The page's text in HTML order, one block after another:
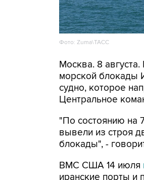
Фото: Zuma\ТАСС
Москва. 8
морской блокады
судно, которое
Центральное
"По состоянию на
вывели из строя
блокады", -
ВМС США 14 июля
иранские порты и